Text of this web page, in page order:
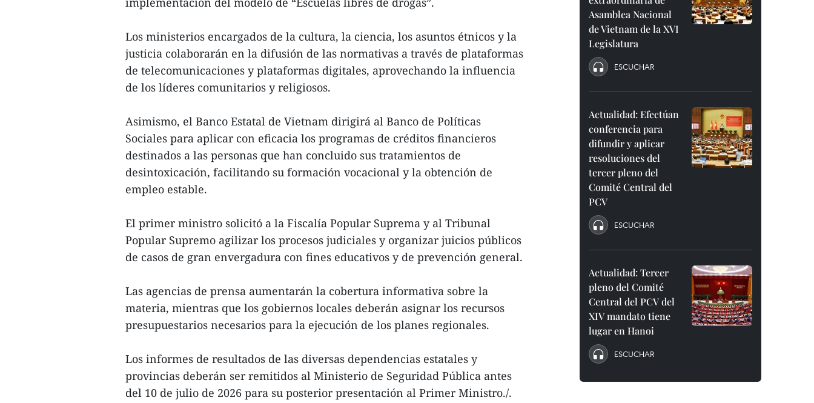
Los ministerios encargados de la cultura, la ciencia, los asuntos étnicos y la
justicia colaborarán en la difusión de las normativas a través de plataformas
de telecomunicaciones y plataformas digitales, aprovechando la influencia
de los líderes comunitarios y religiosos.
Asimismo, el Banco Estatal de Vietnam dirigirá al Banco de Políticas
Sociales para aplicar con eficacia los programas de créditos financieros
destinados a las personas que han concluido sus tratamientos de
desintoxicación, facilitando su formación vocacional y la obtención de
empleo estable.
El primer ministro solicitó a la Fiscalía Popular Suprema y al Tribunal
Popular Supremo agilizar los procesos judiciales y organizar juicios públicos
de casos de gran envergadura con fines educativos y de prevención general.
Las agencias de prensa aumentarán la cobertura informativa sobre la
materia, mientras que los gobiernos locales deberán asignar los recursos
presupuestarios necesarios para la ejecución de los planes regionales.
Los informes de resultados de las diversas dependencias estatales y
provincias deberán ser remitidos al Ministerio de Seguridad Pública antes
del 10 de julio de 2026 para su posterior presentación al Primer Ministro./.
Asamblea Nacional
de Vietnam de la XVI
Legislatura
ESCUCHAR
Actualidad: Efectúan
conferencia para
difundir y aplicar
resoluciones del
tercer pleno del
Comité Central del
PCV
ESCUCHAR
Actualidad: Tercer
pleno del Comité
Central del PCV del
XIV mandato tiene
lugar en Hanoi
ESCUCHAR